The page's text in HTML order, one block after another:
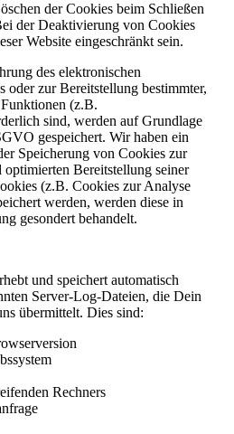
der Cookies beim Schließen
der Deaktivierung von Cookies
Website eingeschränkt sein.
des elektronischen
oder zur Bereitstellung bestimmter,
(z.B.
sind, werden auf Grundlage
gespeichert. Wir haben ein
Speicherung von Cookies zur
Bereitstellung seiner
(z.B. Cookies zur Analyse
werden, werden diese in
gesondert behandelt.
und speichert automatisch
Server-Log-Dateien, die Dein
übermittelt. Dies sind:
Rechners